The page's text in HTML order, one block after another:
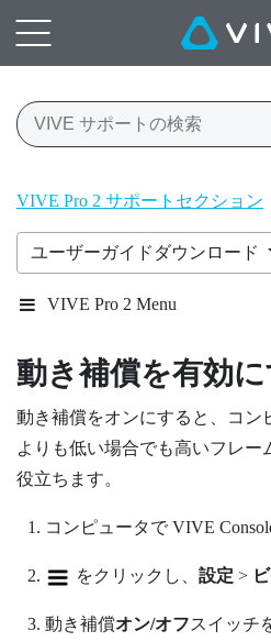
VIVE Pro 2 サポートセクション
ユーザーガイドダウンロード
VIVE Pro 2 Menu
動き補償を有効
動き補償をオンにすると、コン
よりも低い場合でも高いフレー
役立ちます。
コンピュータで VIVE
をクリックし、 設定 >
動き補償オン/オフスイッチ